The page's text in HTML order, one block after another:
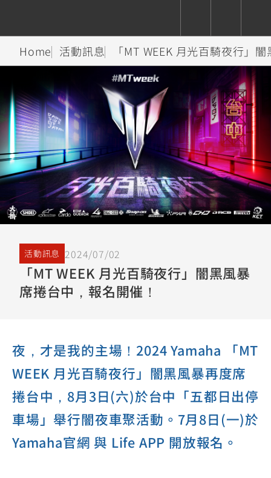
Super
Sport
Hyper
Naked
Sport
Heritage
YZF-R9
550+
YZF-R7
YZF-R3
251~549
YZF-R15
MT-
09
Y-
AMT
550+
MT-
09
550+
MT-
07
Y-
MT-
07
MT-
03
251~549
MT-
15
150
XSR
700
550+
Premium Sport FashionAdventureFamily
TMAX
550+
XMAX
NMAX
150
AUGUR
CYGNUS
XR
150
X
150
RS NEO
125
Limi
125
Vinoora
BW'S
125
PW50
AXIS
Z /
Zii
125
CUXiE
2.5 kw
追蹤愛車
我的愛車 瀏覽紀錄
Home 活動訊息 「MT WEEK 月光百騎夜行」
活動訊息 2024/07/02
「MT WEEK 月光百騎夜行」闇黑風暴
席捲台中，報名開催！
夜，才是我的主場！2024 Yamaha 「MT
WEEK 月光百騎夜行」闇黑風暴再度席
捲台中，8月3日(六)於台中「五都日出停
車場」舉行闇夜車聚活動。7月8日(一)於
Yamaha官網 與 Life APP 開放報名。